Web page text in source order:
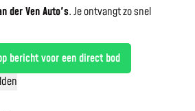
der Ven Auto's.Je ontvangt zo snel
bericht voor een direct bod